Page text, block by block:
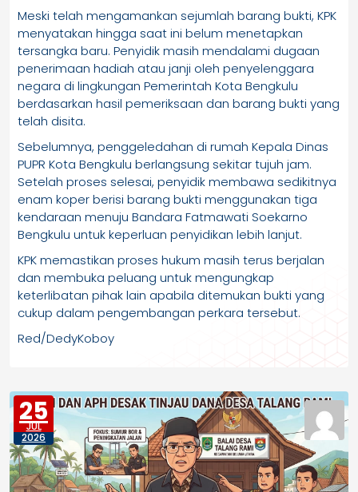
Meski telah mengamankan sejumlah barang bukti, KPK
menyatakan hingga saat ini belum menetapkan
tersangka baru. Penyidik masih mendalami dugaan
penerimaan hadiah atau janji oleh penyelenggara
negara di lingkungan Pemerintah Kota Bengkulu
berdasarkan hasil pemeriksaan dan barang bukti yang
telah disita.
Sebelumnya, penggeledahan di rumah Kepala Dinas
PUPR Kota Bengkulu berlangsung sekitar tujuh jam.
Setelah proses selesai, penyidik membawa sedikitnya
enam koper berisi barang bukti menggunakan tiga
kendaraan menuju Bandara Fatmawati Soekarno
Bengkulu untuk keperluan penyidikan lebih lanjut.
KPK memastikan proses hukum masih terus berjalan
dan membuka peluang untuk mengungkap
keterlibatan pihak lain apabila ditemukan bukti yang
cukup dalam pengembangan perkara tersebut.
Red/DedyKoboy
25
JUL
2026